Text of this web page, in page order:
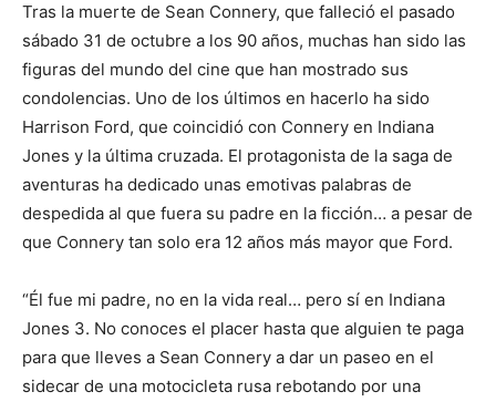
Tras la muerte de Sean Connery, que falleció el pasado
sábado 31 de octubre a los 90 años, muchas han sido las
figuras del mundo del cine que han mostrado sus
condolencias. Uno de los últimos en hacerlo ha sido
Harrison Ford, que coincidió con Connery en Indiana
Jones y la última cruzada. El protagonista de la saga de
aventuras ha dedicado unas emotivas palabras de
despedida al que fuera su padre en la ficción… a pesar de
que Connery tan solo era 12 años más mayor que Ford.
“Él fue mi padre, no en la vida real… pero sí en Indiana
Jones 3. No conoces el placer hasta que alguien te paga
para que lleves a Sean Connery a dar un paseo en el
sidecar de una motocicleta rusa rebotando por una